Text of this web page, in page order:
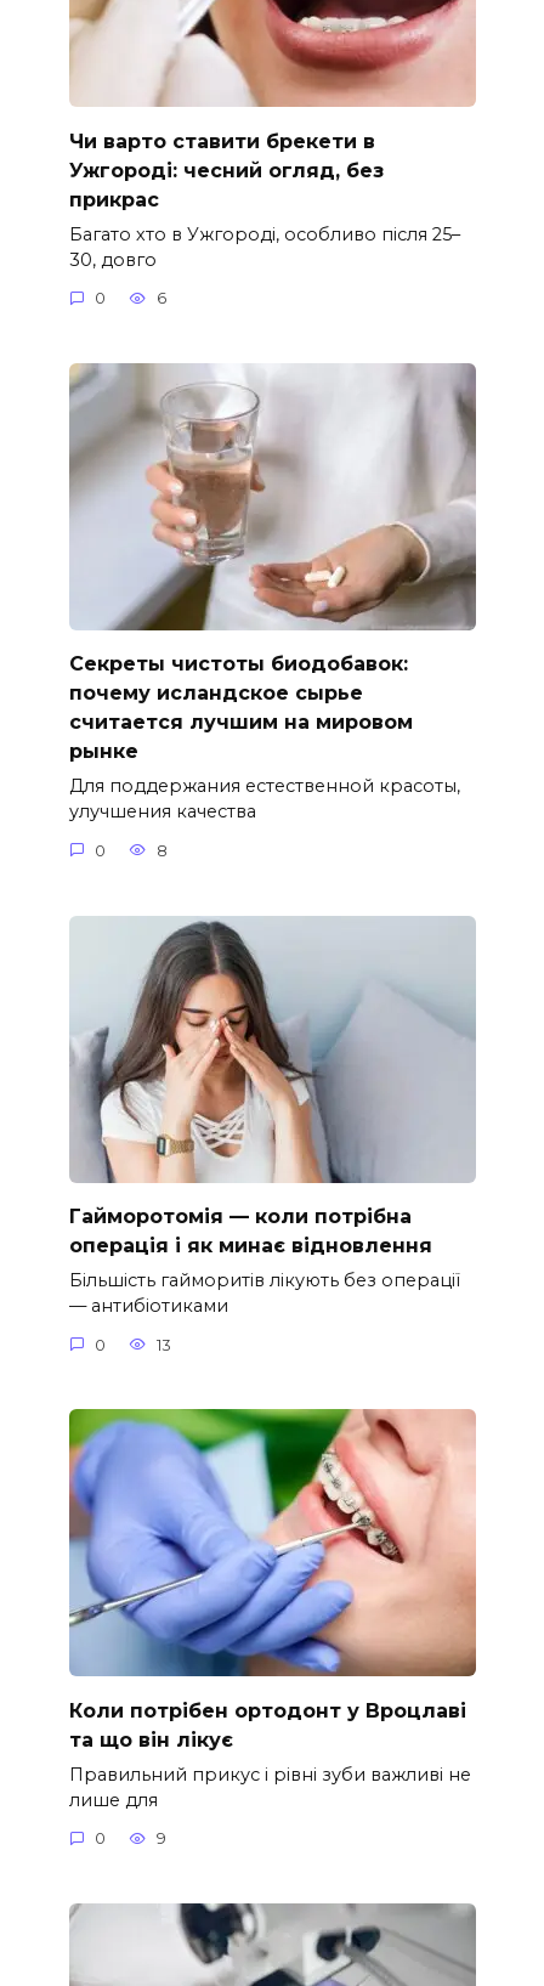
Чи варто ставити брекети в
Ужгороді: чесний огляд, без
прикрас
Багато хто в Ужгороді, особливо після 25–
30, довго
0 6
Секреты чистоты биодобавок:
почему исландское сырье
считается лучшим на мировом
рынке
Для поддержания естественной красоты,
улучшения качества
0 8
Гайморотомія — коли потрібна
операція і як минає відновлення
Більшість гайморитів лікують без операції
— антибіотиками
0 13
Коли потрібен ортодонт у Вроцлаві
та що він лікує
Правильний прикус і рівні зуби важливі не
лише для
0 9